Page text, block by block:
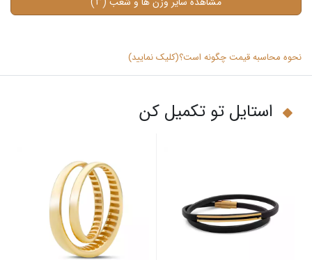
نحوه محاسبه قیمت چگونه است؟(کلیک نمایید)
استایل تو تکمیل کن